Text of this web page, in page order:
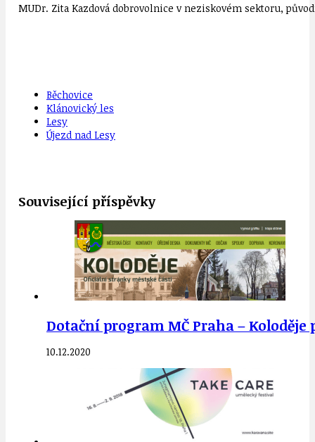
MUDr. Zita Kazdová dobrovolnice v neziskovém sektoru,
Běchovice
Klánovický les
Lesy
Újezd nad Lesy
Související příspěvky
Dotační program MČ Praha – Koloděje
10.12.2020